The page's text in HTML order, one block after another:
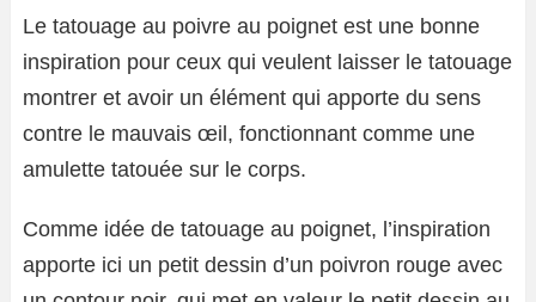
Le tatouage au poivre au poignet est une bonne
inspiration pour ceux qui veulent laisser le tatouage
montrer et avoir un élément qui apporte du sens
contre le mauvais œil, fonctionnant comme une
amulette tatouée sur le corps.
Comme idée de tatouage au poignet, l’inspiration
apporte ici un petit dessin d’un poivron rouge avec